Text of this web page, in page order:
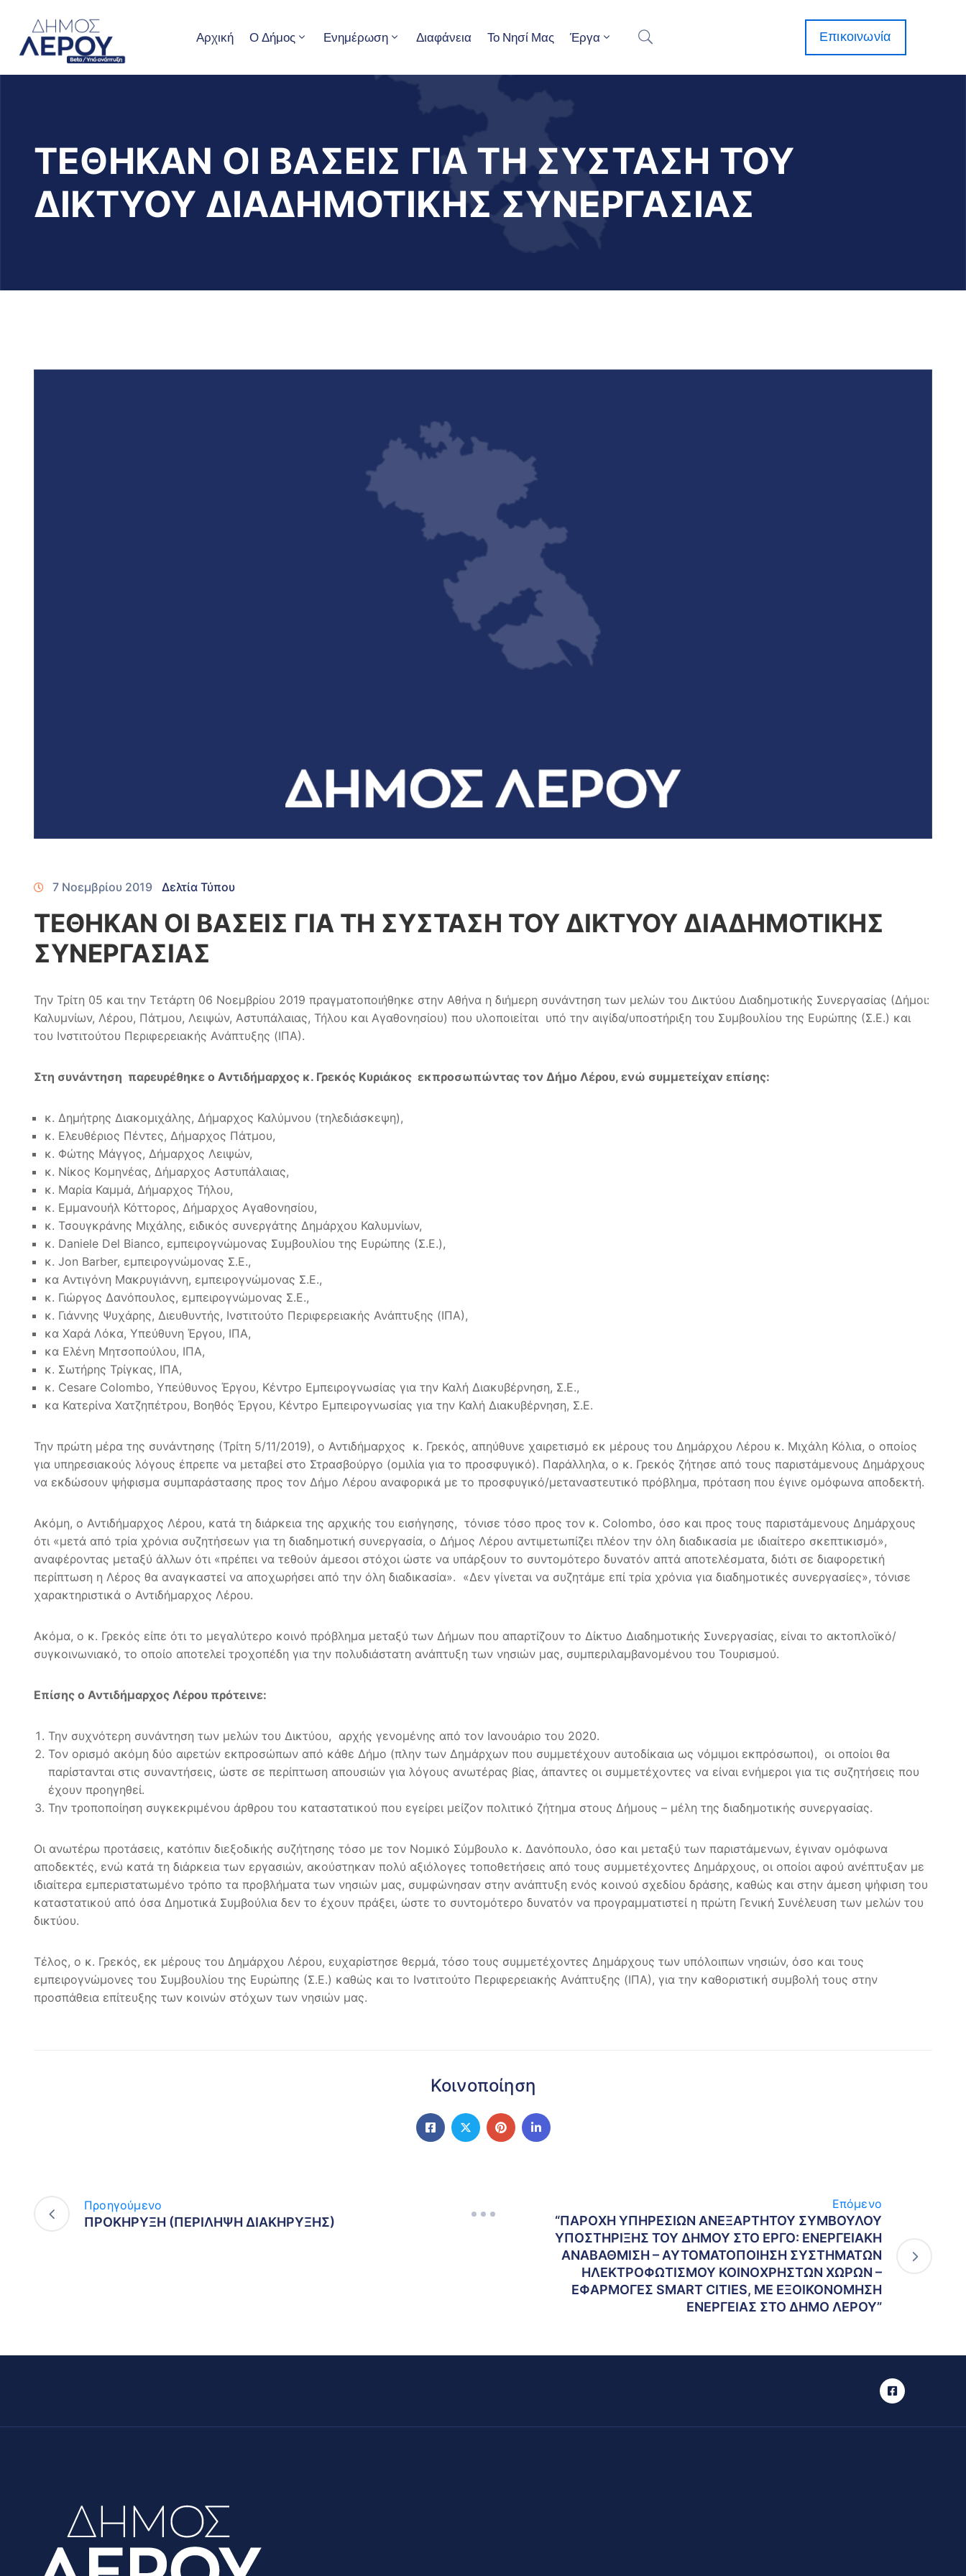
Αρχική Ο Δήμος Ενημέρωση Διαφάνεια Το Νησί Μας Έργα Επικοινωνία
ΤΕΘΗΚΑΝ ΟΙ ΒΑΣΕΙΣ ΓΙΑ ΤΗ ΣΥΣΤΑΣΗ ΤΟΥ
ΔΙΚΤΥΟΥ ΔΙΑΔΗΜΟΤΙΚΗΣ ΣΥΝΕΡΓΑΣΙΑΣ
7 Νοεμβρίου 2019 Δελτία Τύπου
ΤΕΘΗΚΑΝ ΟΙ ΒΑΣΕΙΣ ΓΙΑ ΤΗ ΣΥΣΤΑΣΗ ΤΟΥ ΔΙΚΤΥΟΥ ΔΙΑΔΗΜΟΤΙΚΗΣ
ΣΥΝΕΡΓΑΣΙΑΣ
Την Τρίτη 05 και την Τετάρτη 06 Νοεμβρίου 2019 πραγματοποιήθηκε στην Αθήνα η διήμερη συνάντηση των μελών του Δικτύου Διαδημοτικής Συνεργασίας (Δήμοι:
Καλυμνίων, Λέρου, Πάτμου, Λειψών, Αστυπάλαιας, Τήλου και Αγαθονησίου) που υλοποιείται υπό την αιγίδα/υποστήριξη του Συμβουλίου της Ευρώπης (Σ.Ε.) και
του Ινστιτούτου Περιφερειακής Ανάπτυξης (ΙΠΑ).
Στη συνάντηση παρευρέθηκε ο Αντιδήμαρχος κ. Γρεκός Κυριάκος εκπροσωπώντας τον Δήμο Λέρου, ενώ συμμετείχαν επίσης:
κ. Δημήτρης Διακομιχάλης, Δήμαρχος Καλύμνου (τηλεδιάσκεψη),
κ. Ελευθέριος Πέντες, Δήμαρχος Πάτμου,
κ. Φώτης Μάγγος, Δήμαρχος Λειψών,
κ. Νίκος Κομηνέας, Δήμαρχος Αστυπάλαιας,
κ. Μαρία Καμμά, Δήμαρχος Τήλου,
κ. Εμμανουήλ Κόττορος, Δήμαρχος Αγαθονησίου,
κ. Τσουγκράνης Μιχάλης, ειδικός συνεργάτης Δημάρχου Καλυμνίων,
κ. Daniele Del Bianco, εμπειρογνώμονας Συμβουλίου της Ευρώπης (Σ.Ε.),
κ. Jon Barber, εμπειρογνώμονας Σ.Ε.,
κα Αντιγόνη Μακρυγιάννη, εμπειρογνώμονας Σ.Ε.,
κ. Γιώργος Δανόπουλος, εμπειρογνώμονας Σ.Ε.,
κ. Γιάννης Ψυχάρης, Διευθυντής, Ινστιτούτο Περιφερειακής Ανάπτυξης (ΙΠΑ),
κα Χαρά Λόκα, Υπεύθυνη Έργου, ΙΠΑ,
κα Ελένη Μητσοπούλου, ΙΠΑ,
κ. Σωτήρης Τρίγκας, ΙΠΑ,
κ. Cesare Colombo, Υπεύθυνος Έργου, Κέντρο Εμπειρογνωσίας για την Καλή Διακυβέρνηση, Σ.Ε.,
κα Κατερίνα Χατζηπέτρου, Βοηθός Έργου, Κέντρο Εμπειρογνωσίας για την Καλή Διακυβέρνηση, Σ.Ε.
Την πρώτη μέρα της συνάντησης (Τρίτη 5/11/2019), ο Αντιδήμαρχος κ. Γρεκός, απηύθυνε χαιρετισμό εκ μέρους του Δημάρχου Λέρου κ. Μιχάλη Κόλια, ο οποίος
για υπηρεσιακούς λόγους έπρεπε να μεταβεί στο Στρασβούργο (ομιλία για το προσφυγικό). Παράλληλα, ο κ. Γρεκός ζήτησε από τους παριστάμενους Δημάρχους
να εκδώσουν ψήφισμα συμπαράστασης προς τον Δήμο Λέρου αναφορικά με το προσφυγικό/μεταναστευτικό πρόβλημα, πρόταση που έγινε ομόφωνα αποδεκτή.
Ακόμη, ο Αντιδήμαρχος Λέρου, κατά τη διάρκεια της αρχικής του εισήγησης, τόνισε τόσο προς τον κ. Colombo, όσο και προς τους παριστάμενους Δημάρχους
ότι «μετά από τρία χρόνια συζητήσεων για τη διαδημοτική συνεργασία, ο Δήμος Λέρου αντιμετωπίζει πλέον την όλη διαδικασία με ιδιαίτερο σκεπτικισμό»,
αναφέροντας μεταξύ άλλων ότι «πρέπει να τεθούν άμεσοι στόχοι ώστε να υπάρξουν το συντομότερο δυνατόν απτά αποτελέσματα, διότι σε διαφορετική
περίπτωση η Λέρος θα αναγκαστεί να αποχωρήσει από την όλη διαδικασία». «Δεν γίνεται να συζητάμε επί τρία χρόνια για διαδημοτικές συνεργασίες», τόνισε
χαρακτηριστικά ο Αντιδήμαρχος Λέρου.
Ακόμα, ο κ. Γρεκός είπε ότι το μεγαλύτερο κοινό πρόβλημα μεταξύ των Δήμων που απαρτίζουν το Δίκτυο Διαδημοτικής Συνεργασίας, είναι το ακτοπλοϊκό/
συγκοινωνιακό, το οποίο αποτελεί τροχοπέδη για την πολυδιάστατη ανάπτυξη των νησιών μας, συμπεριλαμβανομένου του Τουρισμού.
Επίσης ο Αντιδήμαρχος Λέρου πρότεινε:
Την συχνότερη συνάντηση των μελών του Δικτύου, αρχής γενομένης από τον Ιανουάριο του 2020.
Τον ορισμό ακόμη δύο αιρετών εκπροσώπων από κάθε Δήμο (πλην των Δημάρχων που συμμετέχουν αυτοδίκαια ως νόμιμοι εκπρόσωποι), οι οποίοι θα
παρίστανται στις συναντήσεις, ώστε σε περίπτωση απουσιών για λόγους ανωτέρας βίας, άπαντες οι συμμετέχοντες να είναι ενήμεροι για τις συζητήσεις που
έχουν προηγηθεί.
Την τροποποίηση συγκεκριμένου άρθρου του καταστατικού που εγείρει μείζον πολιτικό ζήτημα στους Δήμους – μέλη της διαδημοτικής συνεργασίας.
Οι ανωτέρω προτάσεις, κατόπιν διεξοδικής συζήτησης τόσο με τον Νομικό Σύμβουλο κ. Δανόπουλο, όσο και μεταξύ των παριστάμενων, έγιναν ομόφωνα
αποδεκτές, ενώ κατά τη διάρκεια των εργασιών, ακούστηκαν πολύ αξιόλογες τοποθετήσεις από τους συμμετέχοντες Δημάρχους, οι οποίοι αφού ανέπτυξαν με
ιδιαίτερα εμπεριστατωμένο τρόπο τα προβλήματα των νησιών μας, συμφώνησαν στην ανάπτυξη ενός κοινού σχεδίου δράσης, καθώς και στην άμεση ψήφιση του
καταστατικού από όσα Δημοτικά Συμβούλια δεν το έχουν πράξει, ώστε το συντομότερο δυνατόν να προγραμματιστεί η πρώτη Γενική Συνέλευση των μελών του
δικτύου.
Τέλος, ο κ. Γρεκός, εκ μέρους του Δημάρχου Λέρου, ευχαρίστησε θερμά, τόσο τους συμμετέχοντες Δημάρχους των υπόλοιπων νησιών, όσο και τους
εμπειρογνώμονες του Συμβουλίου της Ευρώπης (Σ.Ε.) καθώς και το Ινστιτούτο Περιφερειακής Ανάπτυξης (ΙΠΑ), για την καθοριστική συμβολή τους στην
προσπάθεια επίτευξης των κοινών στόχων των νησιών μας.
Κοινοποίηση
Προηγούμενο
ΠΡΟΚΗΡΥΞΗ (ΠΕΡΙΛΗΨΗ ΔΙΑΚΗΡΥΞΗΣ)
Επόμενο
“ΠΑΡΟΧΗ ΥΠΗΡΕΣΙΩΝ ΑΝΕΞΑΡΤΗΤΟΥ ΣΥΜΒΟΥΛΟΥ
ΥΠΟΣΤΗΡΙΞΗΣ ΤΟΥ ΔΗΜΟΥ ΣΤΟ ΕΡΓΟ: ΕΝΕΡΓΕΙΑΚΗ
ΑΝΑΒΑΘΜΙΣΗ – ΑΥΤΟΜΑΤΟΠΟΙΗΣΗ ΣΥΣΤΗΜΑΤΩΝ
ΗΛΕΚΤΡΟΦΩΤΙΣΜΟΥ ΚΟΙΝΟΧΡΗΣΤΩΝ ΧΩΡΩΝ –
ΕΦΑΡΜΟΓΕΣ SMART CITIES, ΜΕ ΕΞΟΙΚΟΝΟΜΗΣΗ
ΕΝΕΡΓΕΙΑΣ ΣΤΟ ΔΗΜΟ ΛΕΡΟΥ”